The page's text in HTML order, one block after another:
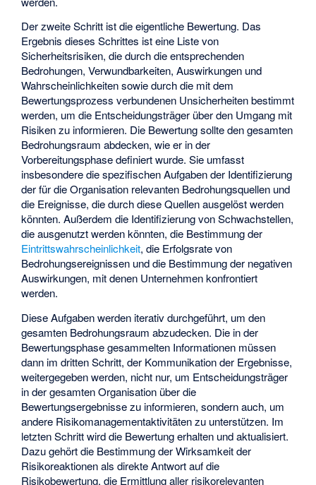
Der zweite Schritt ist die eigentliche Bewertung. Das
Ergebnis dieses Schrittes ist eine Liste von
Sicherheitsrisiken, die durch die entsprechenden
Bedrohungen, Verwundbarkeiten, Auswirkungen und
Wahrscheinlichkeiten sowie durch die mit dem
Bewertungsprozess verbundenen Unsicherheiten bestimmt
werden, um die Entscheidungsträger über den Umgang mit
Risiken zu informieren. Die Bewertung sollte den gesamten
Bedrohungsraum abdecken, wie er in der
Vorbereitungsphase definiert wurde. Sie umfasst
insbesondere die spezifischen Aufgaben der Identifizierung
der für die Organisation relevanten Bedrohungsquellen und
die Ereignisse, die durch diese Quellen ausgelöst werden
könnten. Außerdem die Identifizierung von Schwachstellen,
die ausgenutzt werden könnten, die Bestimmung der
Eintrittswahrscheinlichkeit, die Erfolgsrate von
Bedrohungsereignissen und die Bestimmung der negativen
Auswirkungen, mit denen Unternehmen konfrontiert
werden.
Diese Aufgaben werden iterativ durchgeführt, um den
gesamten Bedrohungsraum abzudecken. Die in der
Bewertungsphase gesammelten Informationen müssen
dann im dritten Schritt, der Kommunikation der Ergebnisse,
weitergegeben werden, nicht nur, um Entscheidungsträger
in der gesamten Organisation über die
Bewertungsergebnisse zu informieren, sondern auch, um
andere Risikomanagementaktivitäten zu unterstützen. Im
letzten Schritt wird die Bewertung erhalten und aktualisiert.
Dazu gehört die Bestimmung der Wirksamkeit der
Risikoreaktionen als direkte Antwort auf die
Risikobewertung, die Ermittlung aller risikorelevanten